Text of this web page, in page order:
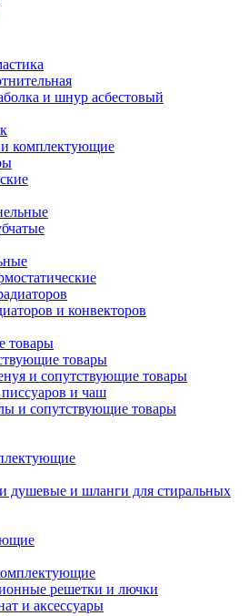
и шнур асбестовый
комплектующие
и конвекторов
товары
товары
и сопутствующие товары
и чаш
и сопутствующие товары
душевые и шланги для стиральных
решетки и лючки
и аксессуары